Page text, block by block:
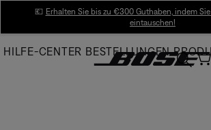
Main
💶 Erhalten Sie bis zu €300 Guthaben, indem
eintauschen!
HILFE-CENTER BESTELLUNGEN